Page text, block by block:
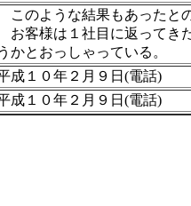
このような結果もあったと
お客様は１社目に返ってき
うかとおっしゃっている。
成１０年２月９日(電話)
成１０年２月９日(電話)